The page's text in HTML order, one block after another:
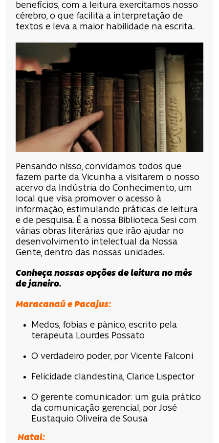
benefícios, com a leitura exercitamos nosso
cérebro, o que facilita a interpretação de
textos e leva a maior habilidade na escrita.
Pensando nisso, convidamos todos que
fazem parte da Vicunha a visitarem o nosso
acervo da Indústria do Conhecimento, um
local que visa promover o acesso à
informação, estimulando práticas de leitura
e de pesquisa. É a nossa Biblioteca Sesi com
várias obras literárias que irão ajudar no
desenvolvimento intelectual da Nossa
Gente, dentro das nossas unidades.
Conheça nossas opções de leitura no mês
de janeiro.
Maracanaú e Pacajus:
Medos, fobias e pânico, escrito pela
terapeuta Lourdes Possato
O verdadeiro poder, por Vicente Falconi
Felicidade clandestina, Clarice Lispector
O gerente comunicador: um guia prático
da comunicação gerencial, por José
Eustaquio Oliveira de Sousa
Natal: